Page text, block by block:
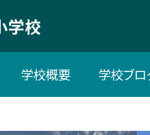
学校
学校概要 学校ブロ